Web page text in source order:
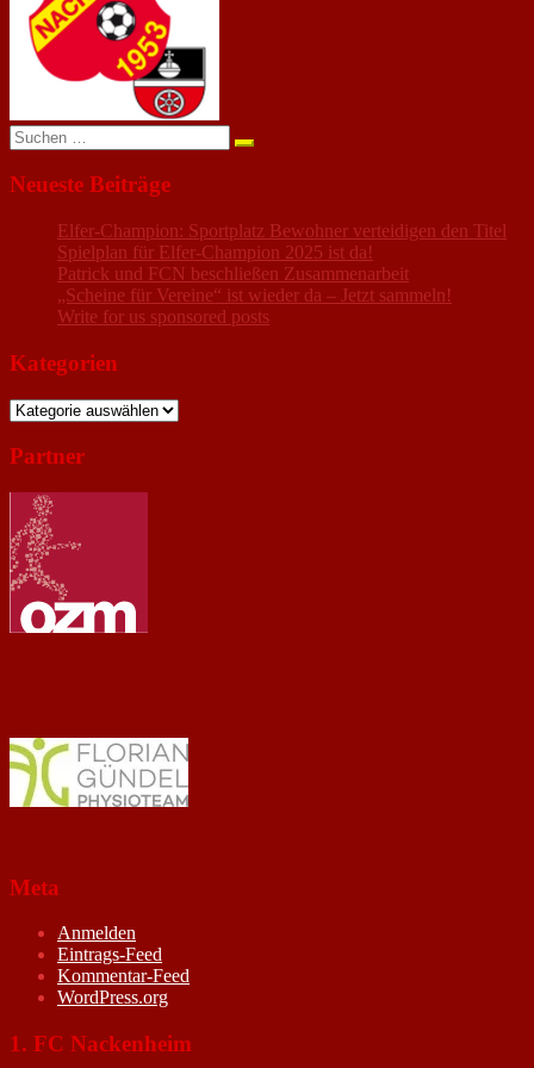
Suchen
nach:
Neueste Beiträge
Elfer-Champion: Sportplatz Bewohner verteidigen den Titel
Spielplan für Elfer-Champion 2025 ist da!
Patrick und FCN beschließen Zusammenarbeit
„Scheine für Vereine“ ist wieder da – Jetzt sammeln!
Write for us sponsored posts
Kategorien
Kategorien
Partner
Meta
Anmelden
Eintrags-Feed
Kommentar-Feed
WordPress.org
1. FC Nackenheim